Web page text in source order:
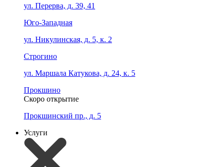
ул. Перерва, д. 39, 41
Юго-Западная
ул. Никулинская, д. 5, к. 2
Строгино
ул. Маршала Катукова, д. 24, к. 5
Прокшино
Скоро открытие
Прокшинский пр., д. 5
Услуги